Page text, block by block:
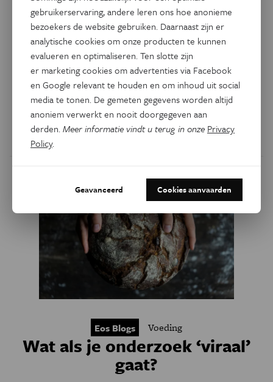
bedwongen?
Ronkende krantenkoppen hebben het over een ware
triomf. Door onversaagd de strijd aan te binden met de
voedingsindustrie heet het dat de Chileense overheid erin
geslaagd is het aantal zwaarlijvige mensen aanzienlijk te
doen afnemen. Helaas geeft statistisch onderzoek bitter
weinig aanleiding tot juichen.
Eos Blogs Voeding
Wat als je onderzoek ‘viraal’
gaat?
gebruikerservaring, andere leren ons hoe anonieme
bezoekers de website gebruiken. Daarnaast zijn er
analytische cookies om onze producten te kunnen
evalueren en optimaliseren. Ten slotte zijn
er marketing cookies om advertenties via Facebook
en Google relevant te houden en om inhoud uit social
media te tonen. De gemeten gegevens worden altijd
anoniem verwerkt en nooit doorgegeven aan
derden.Meer informatie vindt u terug in onze Privacy
Policy.
Geavanceerd Cookies aanvaarden